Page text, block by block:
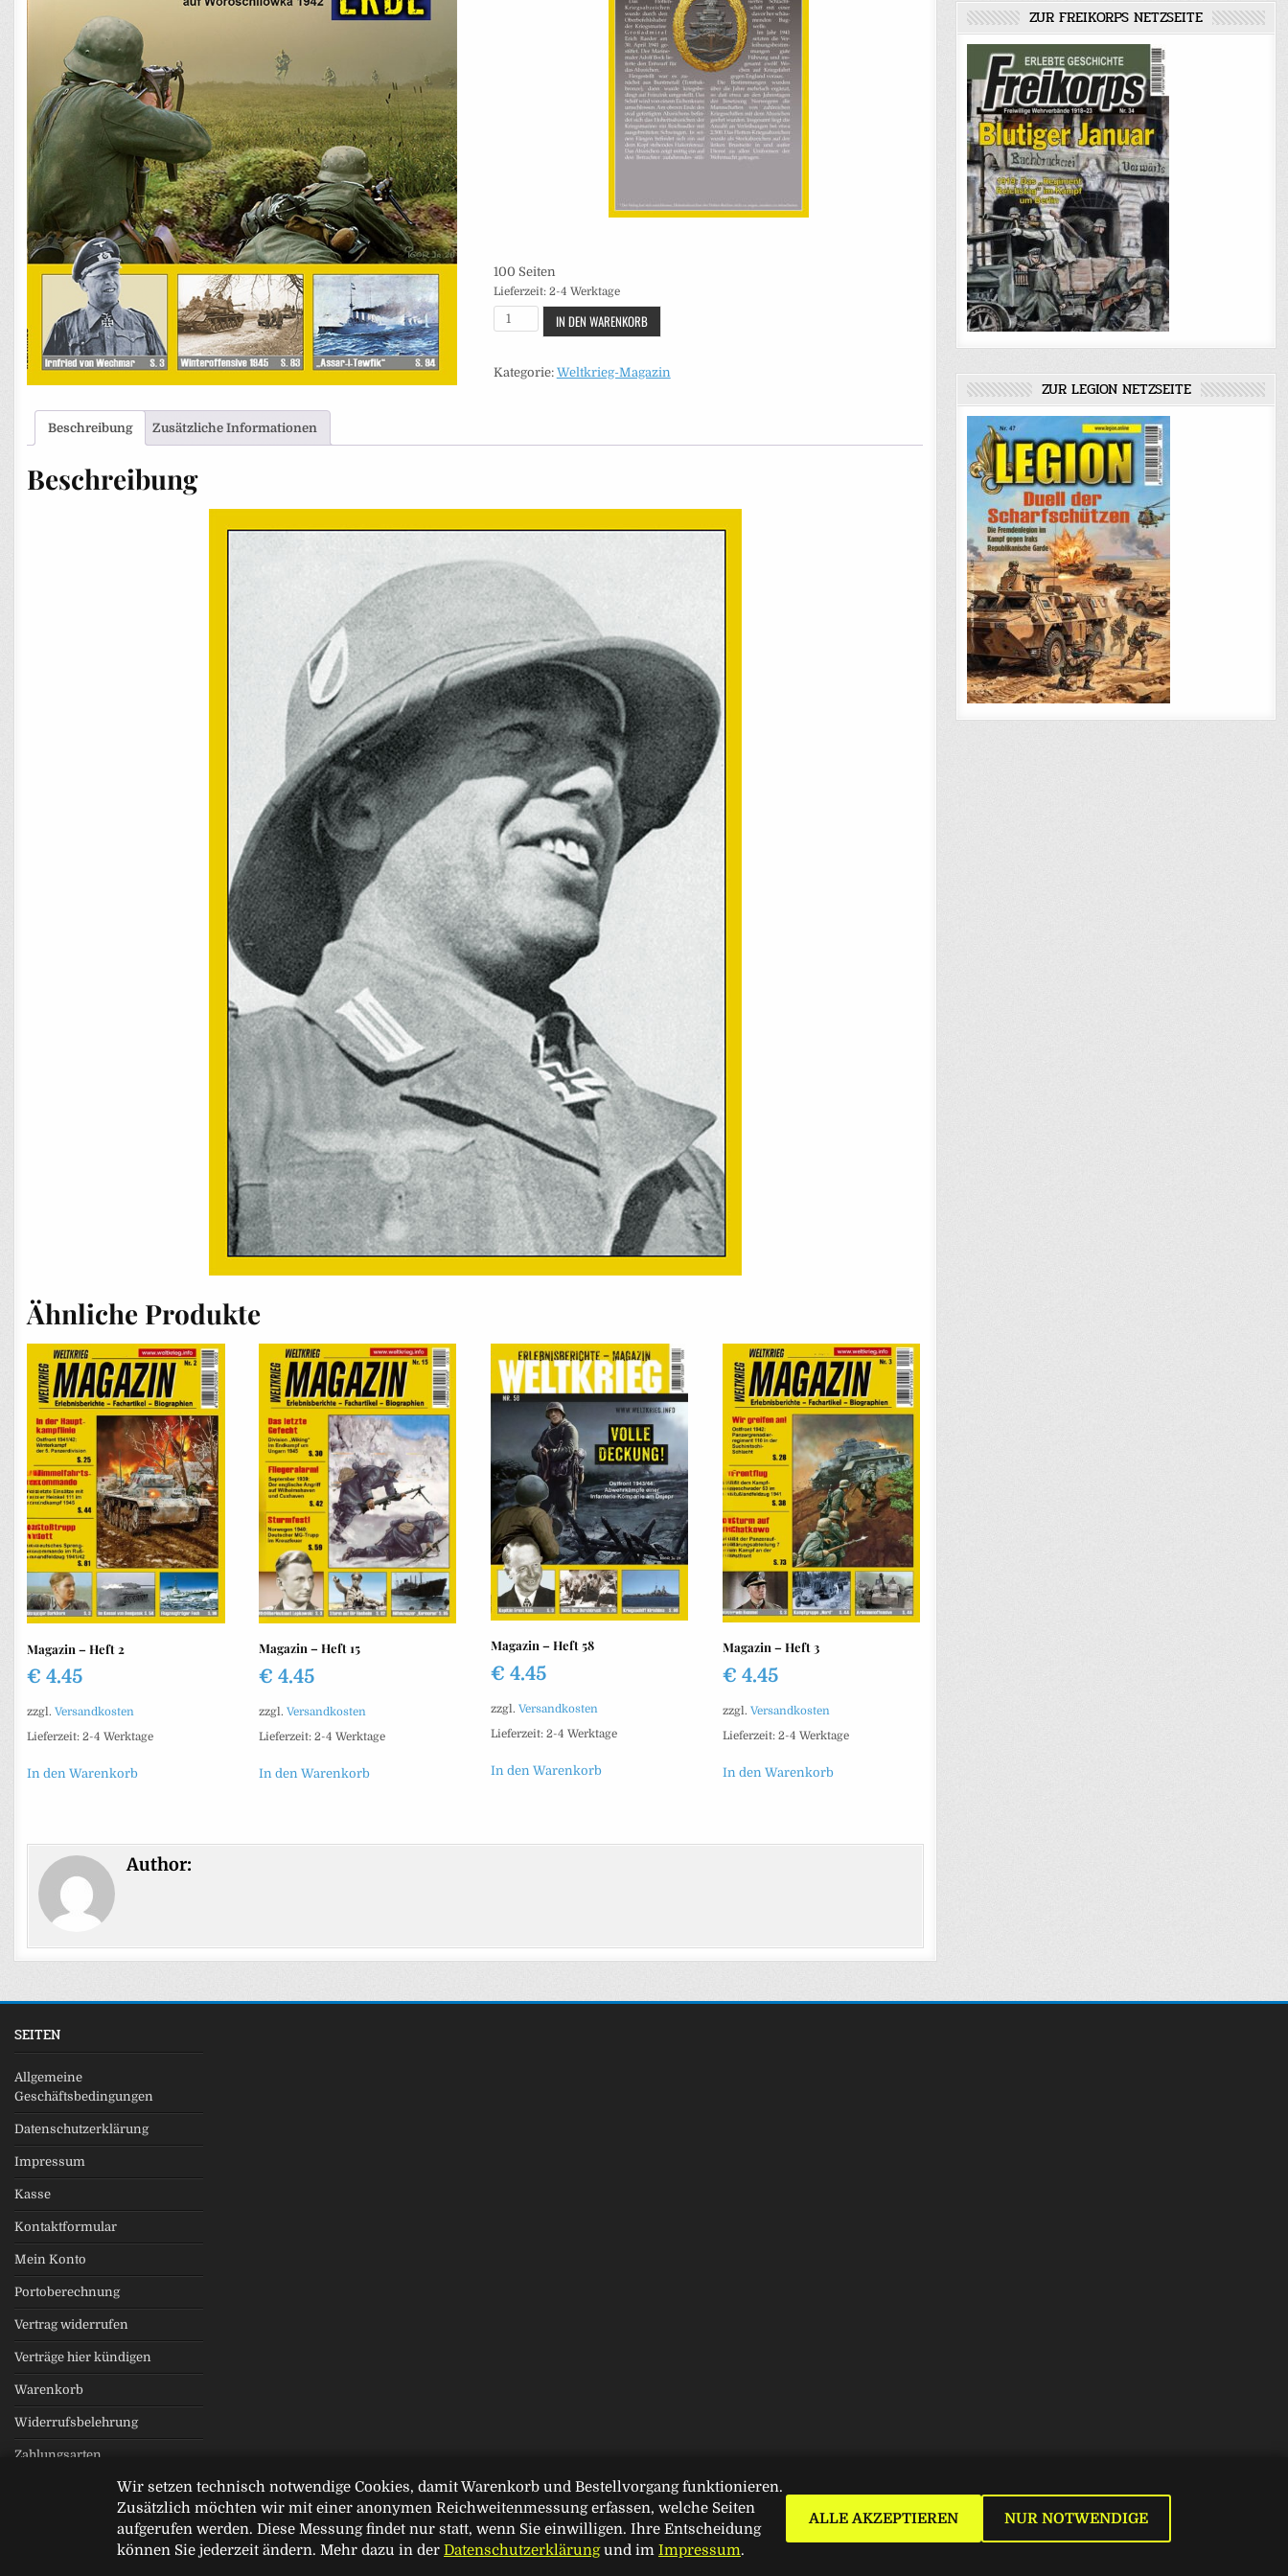
100 Seiten
Lieferzeit: 2-4 Werktage
Magazin
-
56
IN DEN WARENKORB
Kategorie: Weltkrieg-Magazin
Beschreibung Zusätzliche Informationen
Beschreibung
Ähnliche Produkte
Magazin – Heft 2
€ 4.45
zzgl.Versandkosten
Lieferzeit:2-4 Werktage
In den Warenkorb
Magazin – Heft 15
€ 4.45
zzgl.Versandkosten
Lieferzeit:2-4 Werktage
In den Warenkorb
Magazin – Heft 58
€ 4.45
zzgl. Versandkosten
Lieferzeit: 2-4 Werktage
In den Warenkorb
Magazin – Heft 3
€ 4.45
zzgl. Versandkosten
Lieferzeit: 2-4 Werktage
In den Warenkorb
Author:
ZUR FREIKORPS NETZSEITE
ZUR LEGION NETZSEITE
SEITEN
Allgemeine
Geschäftsbedingungen
Datenschutzerklärung
Impressum
Kasse
Kontaktformular
Mein Konto
Portoberechnung
Vertrag widerrufen
Verträge hier kündigen
Warenkorb
Widerrufsbelehrung
Zahlungsarten
Copyright © 2026 Weltkrieg Online
Design by ThemesDNA.com
Vertrag widerrufen
Wir setzen technisch notwendige Cookies, damit Warenkorb und Bestellvorgang funktionieren.
Zusätzlich möchten wir mit einer anonymen Reichweitenmessung erfassen, welche Seiten
aufgerufen werden. Diese Messung findet nur statt, wenn Sie einwilligen. Ihre Entscheidung
können Sie jederzeit ändern. Mehr dazu in der Datenschutzerklärungund im Impressum.
ALLE AKZEPTIEREN NUR NOTWENDIGE